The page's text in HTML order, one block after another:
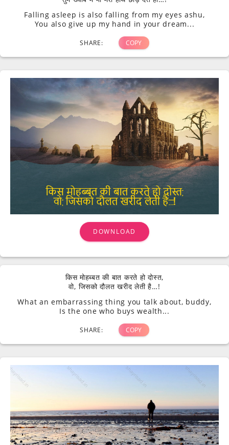
Falling asleep is also falling from my eyes ashu,
You also give up my hand in your dream...
SHARE: COPY
DOWNLOAD
किस मोहब्बत की बात करते हो दोस्त,
वो, जिसको दौलत खरीद लेती है…!
What an embarrassing thing you talk about, buddy,
Is the one who buys wealth...
SHARE: COPY